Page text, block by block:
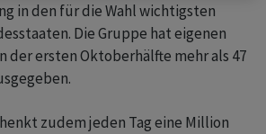
in den für die Wahl wichtigsten
Die Gruppe hat eigenen
der ersten Oktoberhälfte mehr als 47
zudem jeden Tag eine Million